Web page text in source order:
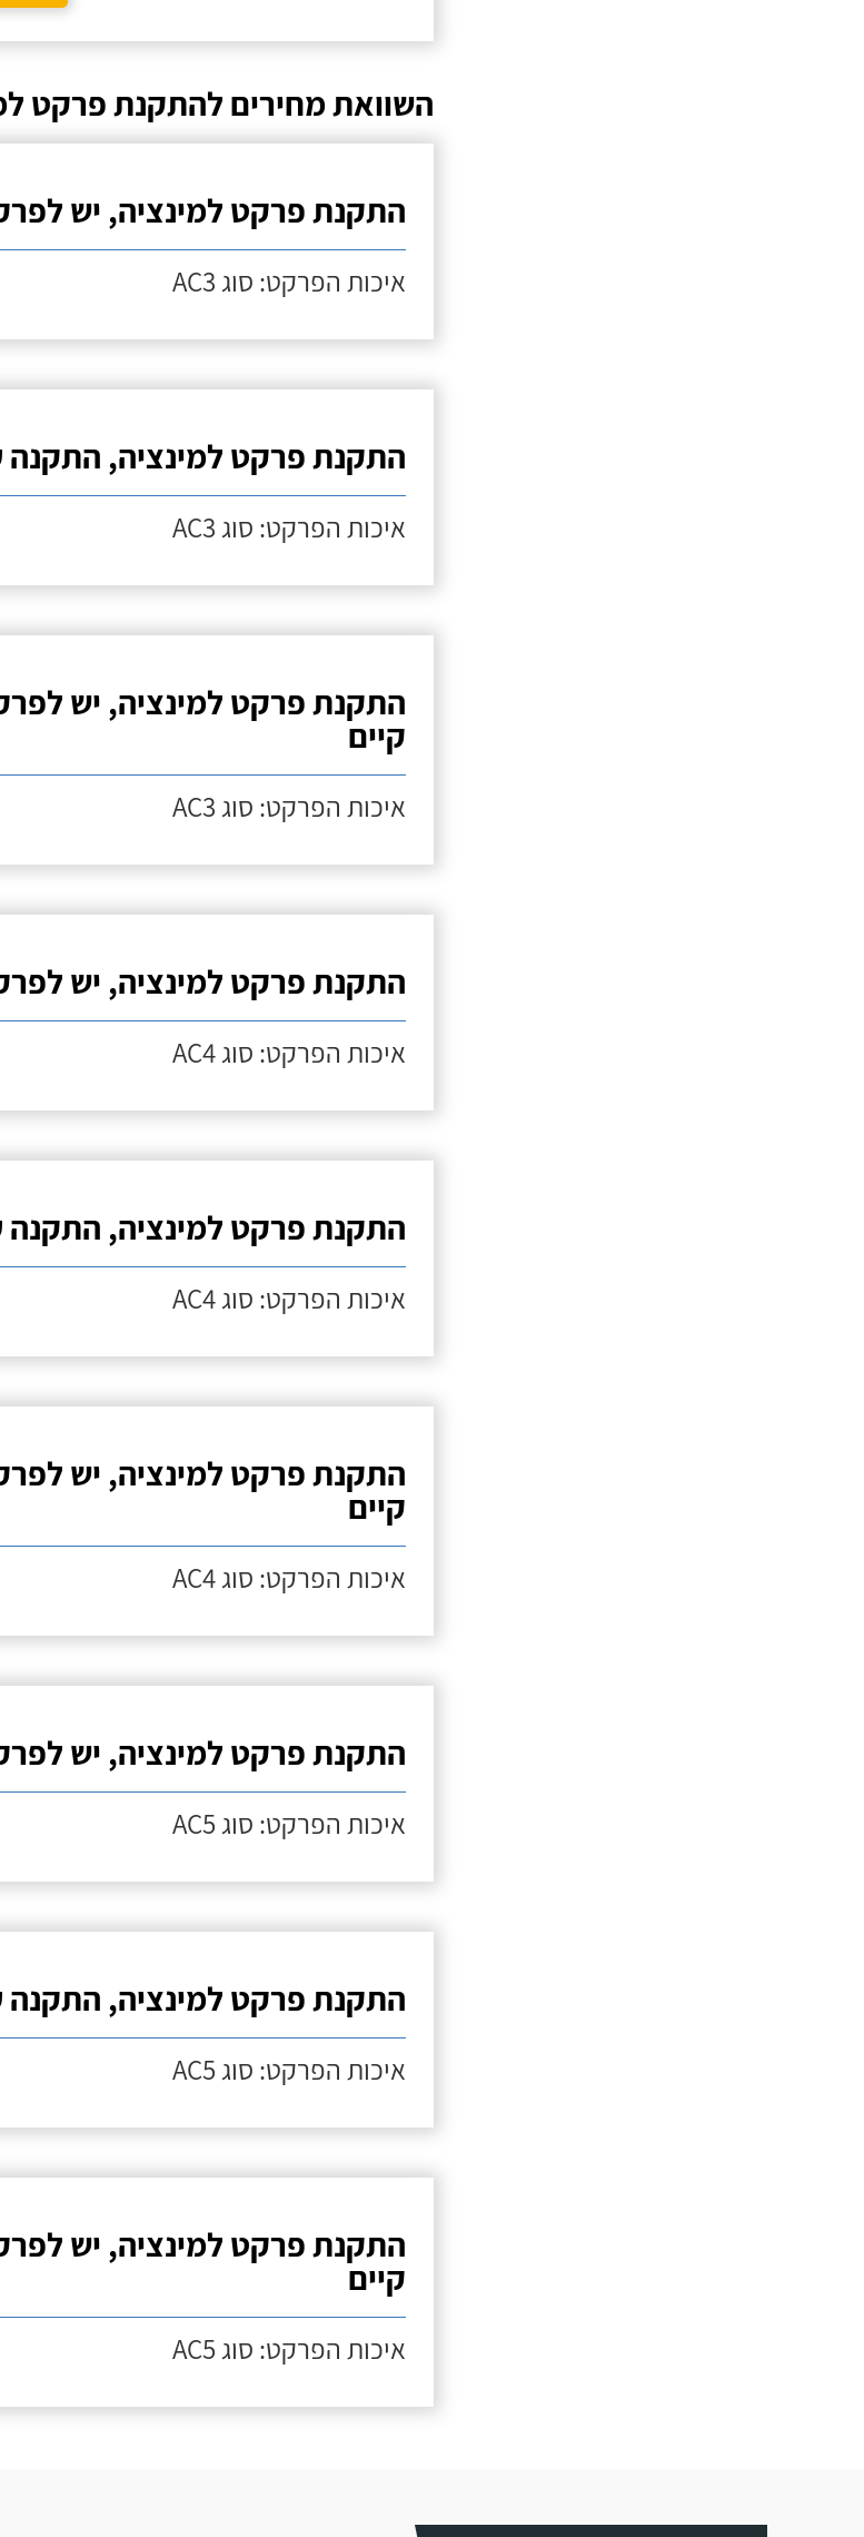
השוואת מחירים להתקנת פרקט
התקנת פרקט למינציה, יש
איכות הפרקט: סוג AC3
התקנת פרקט למינציה,
איכות הפרקט: סוג AC3
התקנת פרקט למינציה, יש
קיים
איכות הפרקט: סוג AC3
התקנת פרקט למינציה, יש
איכות הפרקט: סוג AC4
התקנת פרקט למינציה,
איכות הפרקט: סוג AC4
התקנת פרקט למינציה, יש
קיים
איכות הפרקט: סוג AC4
התקנת פרקט למינציה, יש
איכות הפרקט: סוג AC5
התקנת פרקט למינציה,
איכות הפרקט: סוג AC5
התקנת פרקט למינציה, יש
קיים
איכות הפרקט: סוג AC5